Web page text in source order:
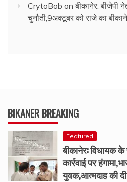
CrytoBob onबीकानेर: बीजेपी
चुनौती,9अक्टूबर को राजे का
BIKANER BREAKING
Featured
बीकानेर: विधायक
कार्रवाई पर
युवक,आत्मदाह की